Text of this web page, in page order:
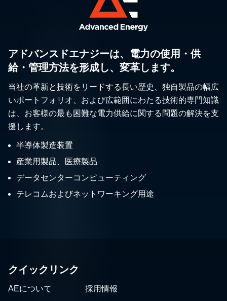
アドバンスドエナジーは、電力の使用・供
給・管理方法を形成し、変革します。
当社の革新と技術をリードする長い歴史、独自製品の幅広
いポートフォリオ、および広範囲にわたる技術的専門知識
は、お客様の最も困難な電力供給に関する問題の解決を支
援します。
半導体製造装置
産業用製品、医療製品
データセンターコンピューティング
テレコムおよびネットワーキング用途
クイックリンク
AEについて 採用情報